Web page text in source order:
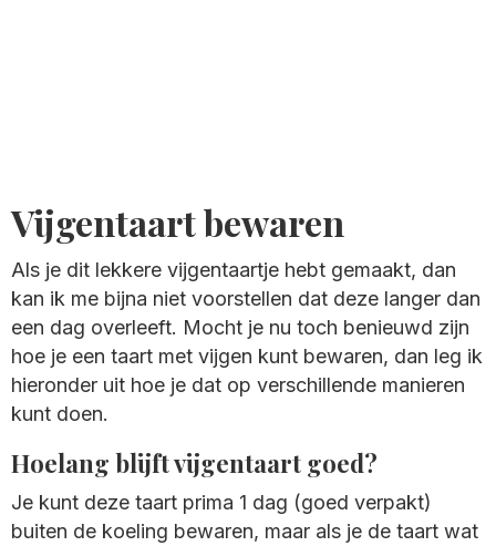
Vijgentaart bewaren
Als je dit lekkere vijgentaartje hebt gemaakt, dan
kan ik me bijna niet voorstellen dat deze langer dan
een dag overleeft. Mocht je nu toch benieuwd zijn
hoe je een taart met vijgen kunt bewaren, dan leg ik
hieronder uit hoe je dat op verschillende manieren
kunt doen.
Hoelang blijft vijgentaart goed?
Je kunt deze taart prima 1 dag (goed verpakt)
buiten de koeling bewaren, maar als je de taart wat